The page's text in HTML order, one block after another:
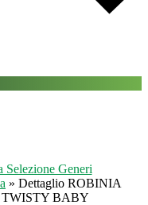
Selezione Generi
» Dettaglio ROBINIA
BABY